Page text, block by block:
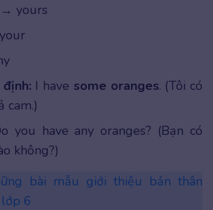
→ yours
I have some oranges. (Tôi có
cam.)
you have any oranges? (Bạn có
không?)
bài mẫu giới thiệu bản thân
6